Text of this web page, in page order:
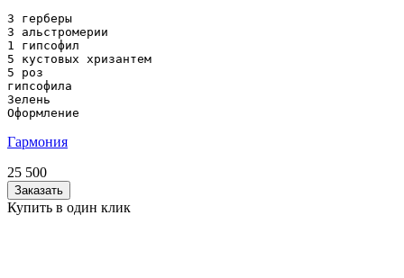
3 герберы
3 альстромерии
1 гипсофил
5 кустовых хризантем
5 роз
гипсофила
Зелень
Оформление
Гармония
25 500
Заказать
Купить в один клик